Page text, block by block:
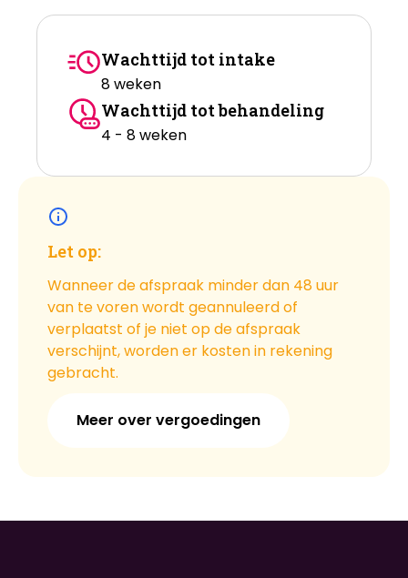
Wachttijd tot intake
8 weken
Wachttijd tot behandeling
4 - 8 weken
Let op:
Wanneer de afspraak minder dan 48 uur
van te voren wordt geannuleerd of
verplaatst of je niet op de afspraak
verschijnt, worden er kosten in rekening
gebracht.
Meer over vergoedingen